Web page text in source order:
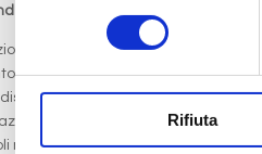
Rifiuta
nella cabina prescelta dotata
di pensione completa a bordo
serata di Gala con menù
a tutte le attività di
musicali o di cabaret nel teatro di